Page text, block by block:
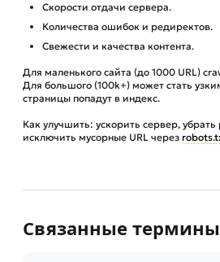
Скорости отдачи сервера.
Количества ошибок и редиректов.
Свежести и качества контента.
Для маленького сайта (до 1000 URL)
Для большого (100k+) может стать
страницы попадут в индекс.
Как улучшить: ускорить сервер,
исключить мусорные URL через
Связанные термины